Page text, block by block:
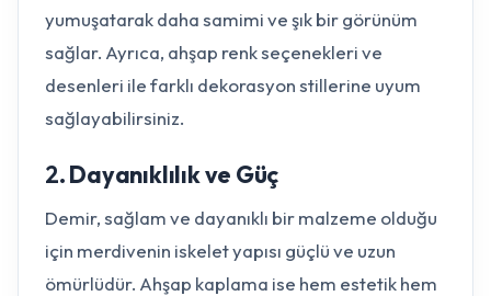
yumuşatarak daha samimi ve şık bir görünüm
sağlar. Ayrıca, ahşap renk seçenekleri ve
desenleri ile farklı dekorasyon stillerine uyum
sağlayabilirsiniz.
2.Dayanıklılık ve Güç
Demir, sağlam ve dayanıklı bir malzeme olduğu
için merdivenin iskelet yapısı güçlü ve uzun
ömürlüdür. Ahşap kaplama ise hem estetik hem